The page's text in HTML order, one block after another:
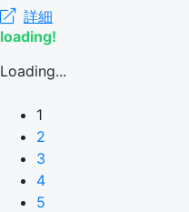
詳細
loading!
Loading...
1
2
3
4
5